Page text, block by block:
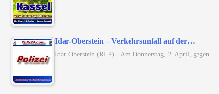
Idar-Oberstein – Verkehrsunfall auf der…
Idar-Oberstein (RLP) - Am Donnerstag, 2. April, gegen…